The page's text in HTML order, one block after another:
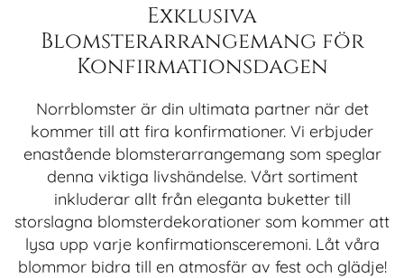
Exklusiva
Blomsterarrangemang för
Konfirmationsdagen
Norrblomster är din ultimata partner när det
kommer till att fira konfirmationer. Vi erbjuder
enastående blomsterarrangemang som speglar
denna viktiga livshändelse. Vårt sortiment
inkluderar allt från eleganta buketter till
storslagna blomsterdekorationer som kommer att
lysa upp varje konfirmationsceremoni. Låt våra
blommor bidra till en atmosfär av fest och glädje!